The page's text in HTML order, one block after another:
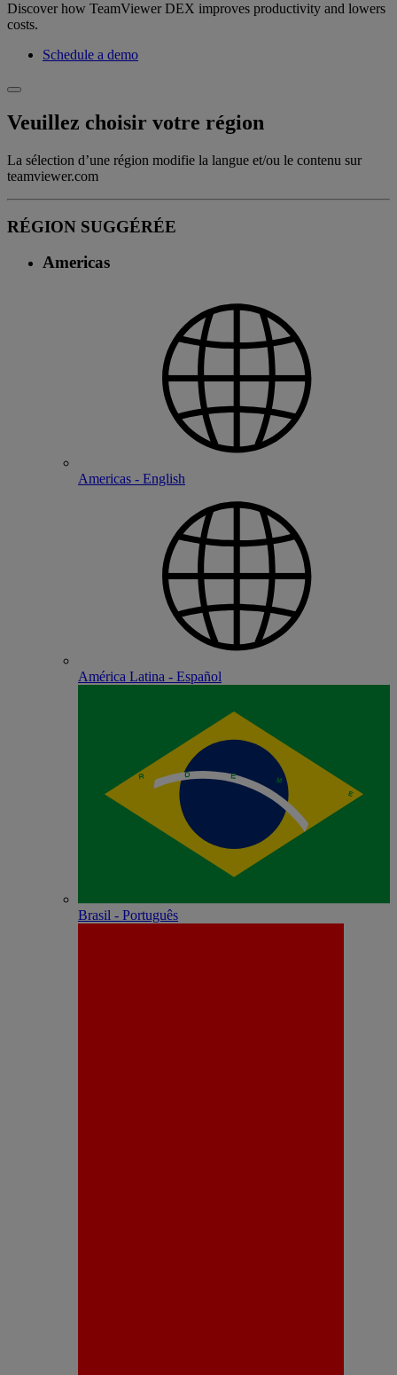
Discover how TeamViewer DEX improves productivity and lowers
costs.
Schedule a demo
Veuillez choisir votre région
La sélection d’une région modifie la langue et/ou le contenu sur
teamviewer.com
RÉGION SUGGÉRÉE
Americas
Americas - English
América Latina - Español
Brasil - Português